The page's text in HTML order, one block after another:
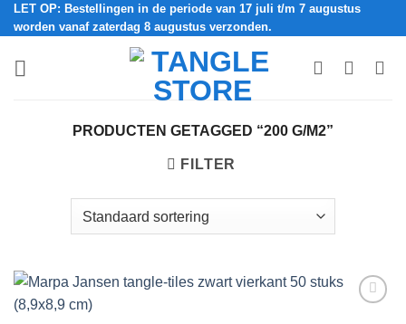
Ga
naar
LET OP: Bestellingen in de periode van 17 juli t/m 7 augustus
worden vanaf zaterdag 8 augustus verzonden.
PRODUCTEN GETAGGED “200 G/M2”
FILTER